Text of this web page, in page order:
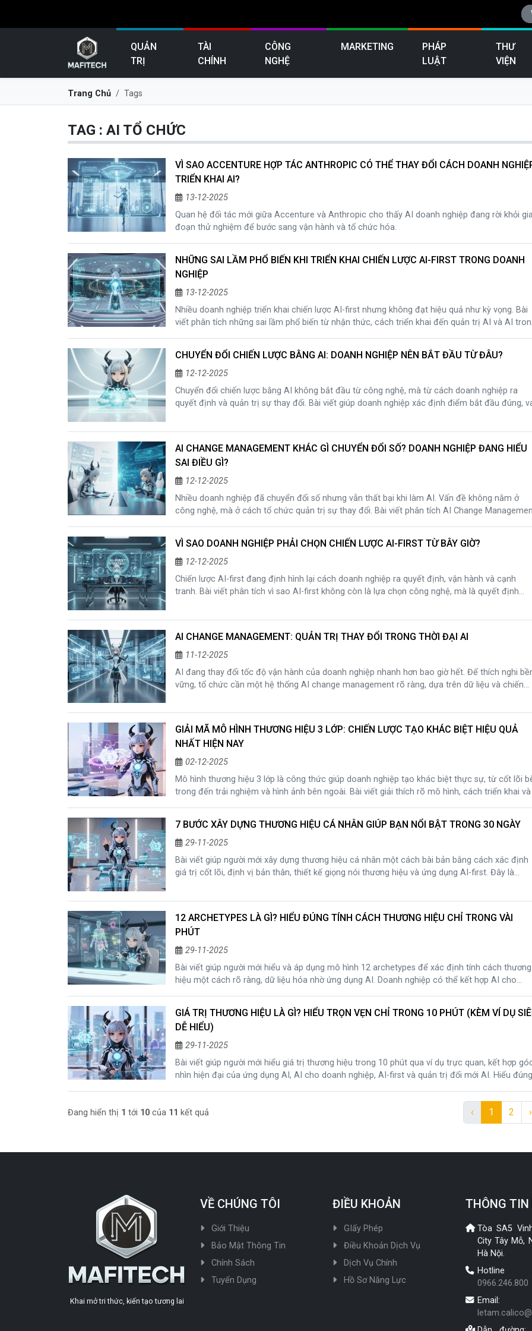
QUẢN
TRỊ
TÀI
CHÍNH
CÔNG
NGHỆ
MARKETING
PHÁP
LUẬT
THƯ
VIỆN
Trang Chủ Tags
TAG : AI TỔ CHỨC
VÌ SAO ACCENTURE HỢP TÁC ANTHROPIC CÓ THỂ THAY ĐỔI CÁCH DOANH
TRIỂN KHAI AI?
13-12-2025
Quan hệ đối tác mới giữa Accenture và Anthropic cho thấy AI doanh nghiệp đang rời khỏi
đoạn thử nghiệm để bước sang vận hành và tổ chức hóa.
NHỮNG SAI LẦM PHỔ BIẾN KHI TRIỂN KHAI CHIẾN LƯỢC AI-FIRST TRONG DOANH
NGHIỆP
13-12-2025
Nhiều doanh nghiệp triển khai chiến lược AI-first nhưng không đạt hiệu quả như kỳ vọng. Bài
viết phân tích những sai lầm phổ biến từ nhận thức, cách triển khai đến quản trị AI và AI
lược dài hạn.
CHUYỂN ĐỔI CHIẾN LƯỢC BẰNG AI: DOANH NGHIỆP NÊN BẮT ĐẦU TỪ ĐÂU?
12-12-2025
Chuyển đổi chiến lược bằng AI không bắt đầu từ công nghệ, mà từ cách doanh nghiệp ra
quyết định và quản trị sự thay đổi. Bài viết giúp doanh nghiệp xác định điểm bắt đầu đúng,
AI CHANGE MANAGEMENT KHÁC GÌ CHUYỂN ĐỔI SỐ? DOANH NGHIỆP ĐANG HIỂU
SAI ĐIỀU GÌ?
12-12-2025
Nhiều doanh nghiệp đã chuyển đổi số nhưng vẫn thất bại khi làm AI. Vấn đề không nằm ở
công nghệ, mà ở cách tổ chức quản trị sự thay đổi. Bài viết phân tích AI Change
trong quản trị chiến lược doanh nghiệp.
VÌ SAO DOANH NGHIỆP PHẢI CHỌN CHIẾN LƯỢC AI-FIRST TỪ BÂY GIỜ?
12-12-2025
Chiến lược AI-first đang định hình lại cách doanh nghiệp ra quyết định, vận hành và cạnh
tranh. Bài viết phân tích vì sao AI-first không còn là lựa chọn công nghệ, mà là quyết định
AI CHANGE MANAGEMENT: QUẢN TRỊ THAY ĐỔI TRONG THỜI ĐẠI AI
11-12-2025
AI đang thay đổi tốc độ vận hành của doanh nghiệp nhanh hơn bao giờ hết. Để thích nghi
vững, tổ chức cần một hệ thống AI change management rõ ràng, dựa trên dữ liệu và chiến
GIẢI MÃ MÔ HÌNH THƯƠNG HIỆU 3 LỚP: CHIẾN LƯỢC TẠO KHÁC BIỆT HIỆU QUẢ
NHẤT HIỆN NAY
02-12-2025
Mô hình thương hiệu 3 lớp là công thức giúp doanh nghiệp tạo khác biệt thực sự, từ cốt lõi
trong đến trải nghiệm và hình ảnh bên ngoài. Bài viết giải thích rõ mô hình, cách triển khai và
7 BƯỚC XÂY DỰNG THƯƠNG HIỆU CÁ NHÂN GIÚP BẠN NỔI BẬT TRONG 30 NGÀY
29-11-2025
Bài viết giúp người mới xây dựng thương hiệu cá nhân một cách bài bản bằng cách xác định
giá trị cốt lõi, định vị bản thân, thiết kế giọng nói thương hiệu và ứng dụng AI-first. Đây là
12 ARCHETYPES LÀ GÌ? HIỂU ĐÚNG TÍNH CÁCH THƯƠNG HIỆU CHỈ TRONG VÀI
PHÚT
29-11-2025
Bài viết giúp người mới hiểu và áp dụng mô hình 12 archetypes để xác định tính cách thương
hiệu một cách rõ ràng, dữ liệu hóa nhờ ứng dụng AI. Doanh nghiệp có thể kết hợp AI cho
hiệu nhất quán trong mọi điểm chạm.
GIÁ TRỊ THƯƠNG HIỆU LÀ GÌ? HIỂU TRỌN VẸN CHỈ TRONG 10 PHÚT (KÈM VÍ DỤ
DỄ HIỂU)
29-11-2025
Bài viết giúp người mới hiểu giá trị thương hiệu trong 10 phút qua ví dụ trực quan, kết hợp
nhìn hiện đại của ứng dụng AI, AI cho doanh nghiệp, AI-first và quản trị đổi mới AI. Hiểu đúng
Đang hiển thị 1 tới 10 của 11 kết quả ‹ 1 2 ›
Khai mở tri thức, kiến tạo tương lai
VỀ CHÚNG TÔI
Giới Thiệu
Bảo Mật Thông Tin
Chính Sách
Tuyển Dụng
ĐIỀU KHOẢN
GIấy Phép
Điều Khoản Dịch Vụ
Dịch Vụ Chính
Hồ Sơ Năng Lực
THÔNG TIN
Tòa SA5
City Tây Mỗ,
Hà Nội.
0966.246.800
Email: